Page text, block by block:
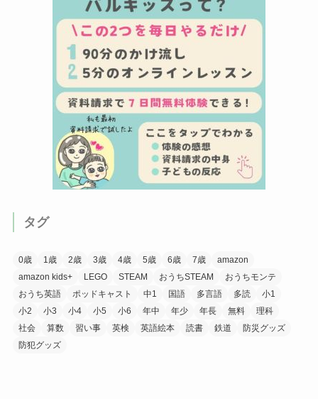
タグ
0歳 1歳 2歳 3歳 4歳 5歳 6歳 7歳
amazon
amazon kids+
LEGO STEAM おうちSTEAM
おうちモンテ
おうち英語
ポッドキャスト 中1 国語 多言語 多読
小1
小2
小3 小4 小5 小6 年中 年少 年長 無料
理科
社会
算数 習い事 英検 英語絵本 読書 鉄道
防災グッズ
防犯グッズ